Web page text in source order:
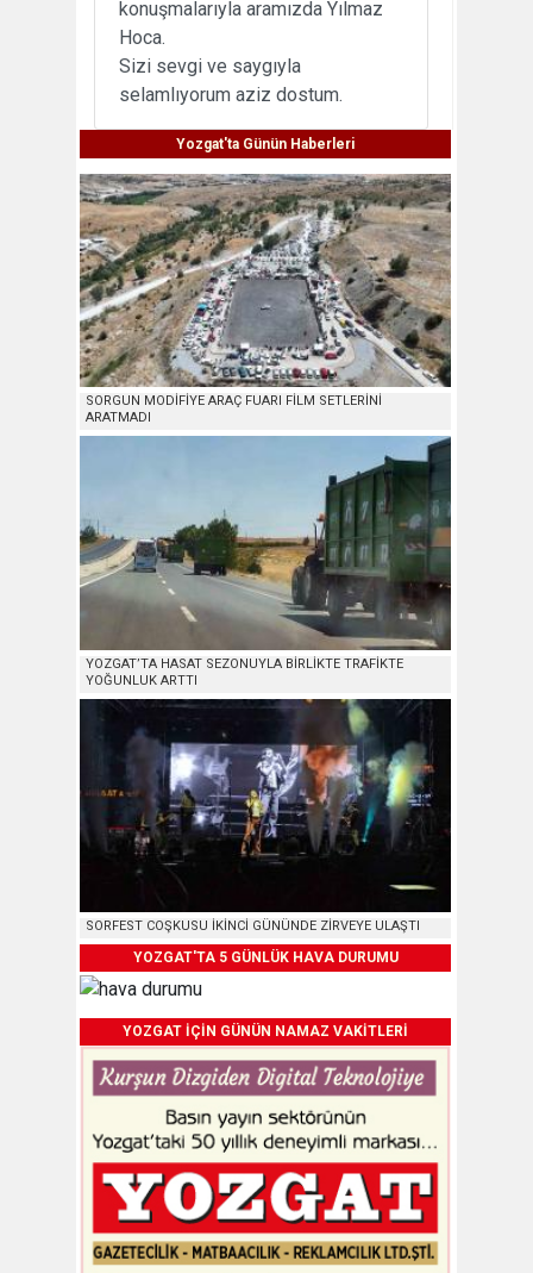
konuşmalarıyla aramızda Yılmaz
Hoca.
Sizi sevgi ve saygıyla
selamlıyorum aziz dostum.
Yozgat'ta Günün Haberleri
SORGUN MODİFİYE ARAÇ FUARI FİLM SETLERİNİ
ARATMADI
YOZGAT’TA HASAT SEZONUYLA BİRLİKTE TRAFİKTE
YOĞUNLUK ARTTI
SORFEST COŞKUSU İKİNCİ GÜNÜNDE ZİRVEYE ULAŞTI
YOZGAT'TA 5 GÜNLÜK HAVA DURUMU
YOZGAT İÇİN GÜNÜN NAMAZ VAKİTLERİ